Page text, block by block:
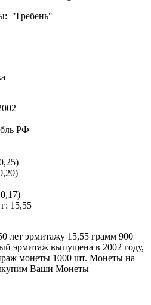
"Гребень"
РФ
15,55
лет эрмитажу 15,55 грамм 900
эрмитаж выпущена в 2002 году,
монеты 1000 шт. Монеты на
Ваши Монеты